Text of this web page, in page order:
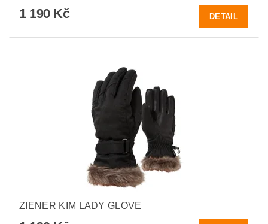
1 190 Kč DETAIL
ZIENER KIM LADY GLOVE